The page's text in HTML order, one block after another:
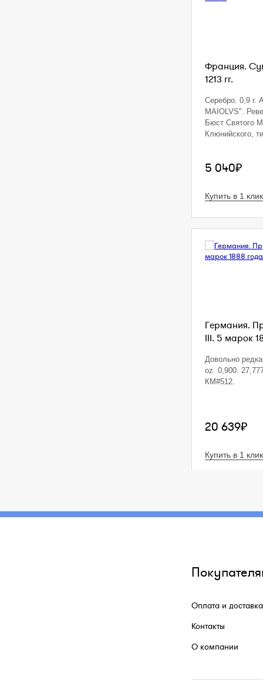
Франция.
1213 гг.
Серебро. 0,9 г.
MAIOLVS".
Бюст Святого
Клюнийского,
5 040₽
Купить в 1 клик
Германия.
III. 5 марок
Довольно
oz. 0,900.
КМ#512.
20 639₽
Купить в 1 клик
Оплата и доставка
Контакты
О компании